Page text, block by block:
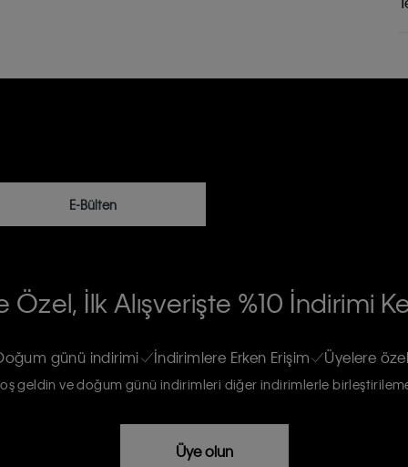
E-Bülten
ve güncel ürün,
Özel, İlk Alışverişte %10 İndirimi
günü indirimi İndirimlere Erken Erişim Üyelere
geldin ve doğum günü indirimleri diğer indirimlerle
Üye olun